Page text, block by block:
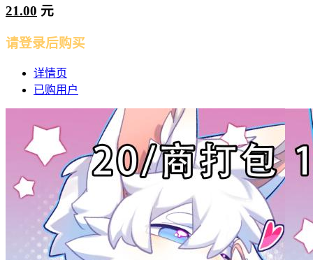
21.00 元
请登录后购买
详情页
已购用户